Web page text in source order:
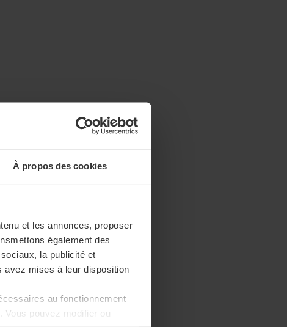
À propos des cookies
et les annonces, proposer
également des
la publicité et
avez mises à leur disposition
au fonctionnement
pouvez modifier ou